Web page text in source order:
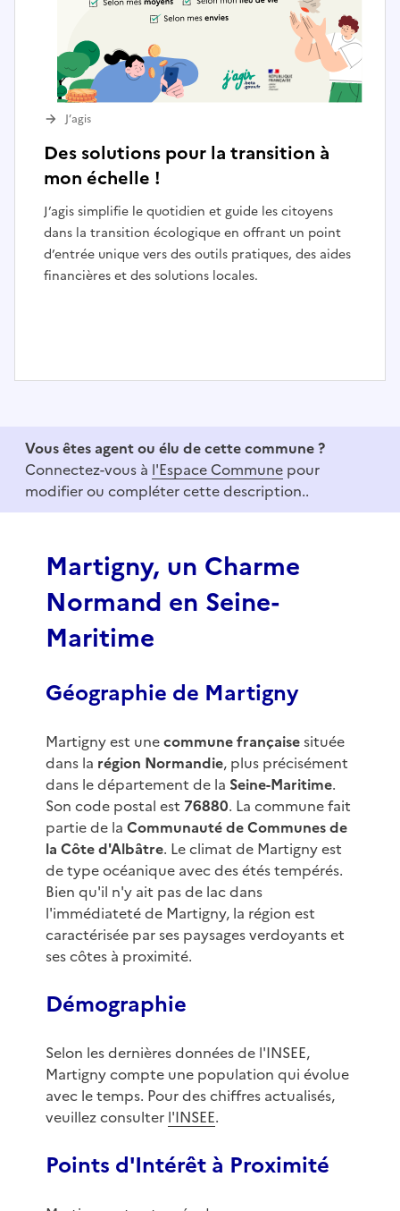
Des solutions pour la transition à
mon échelle !
J’agis simplifie le quotidien et guide les citoyens
dans la transition écologique en offrant un point
d’entrée unique vers des outils pratiques, des aides
financières et des solutions locales.
J’agis
f
Vous êtes agent ou élu de cette commune ?
Connectez-vous à l'Espace Commune pour
modifier ou compléter cette description..
Martigny, un Charme
Normand en Seine-
Maritime
Géographie de Martigny
Martigny est unecommune françaisesituée
dans la région Normandie, plus précisément
dans le département de la Seine-Maritime.
Son code postal est 76880. La commune fait
partie de la Communauté de Communes de
la Côte d'Albâtre. Le climat de Martigny est
de type océanique avec des étés tempérés.
Bien qu'il n'y ait pas de lac dans
l'immédiateté de Martigny, la région est
caractérisée par ses paysages verdoyants et
ses côtes à proximité.
Démographie
Selon les dernières données de l'INSEE,
Martigny compte une population qui évolue
avec le temps. Pour des chiffres actualisés,
veuillez consulter l'INSEE.
Points d'Intérêt à Proximité